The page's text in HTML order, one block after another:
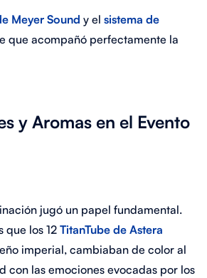
Meyer Sound y el sistema de
que acompañó perfectamente la
y Aromas en el Evento
jugó un papel fundamental.
que los 12 TitanTube de Astera
imperial, cambiaban de color al
con las emociones evocadas por los